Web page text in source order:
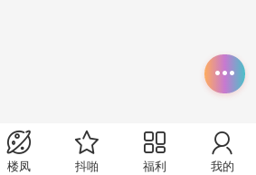
楼凤 抖啪 福利 我的